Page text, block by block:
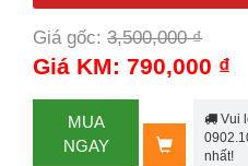
Giá gốc: 3,500,000 ₫
Giá KM: 790,000 ₫
MUA
NGAY
Vui
nhất!